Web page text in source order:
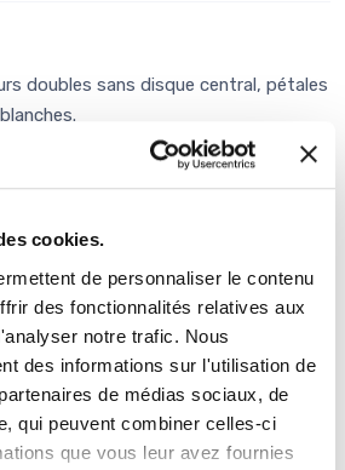
cookies.
de personnaliser le contenu
des fonctionnalités relatives aux
notre trafic. Nous
des informations sur l'utilisation de
de médias sociaux, de
qui peuvent combiner celles-ci
que vous leur avez fournies
doubles sans disque central, pétales
double
DAHLIA 'Gallery Art
des 57 000 cultivars officiellement